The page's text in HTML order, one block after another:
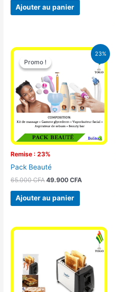
Ajouter au panier
23%
Promo !
Remise : 23%
Promo !
Pack Beauté
65.000CFA
Le
prix
initial
était :
65.000 CFA.
49.900CFA
Le
prix
actuel
49.900 CFA.
Ajouter au panier